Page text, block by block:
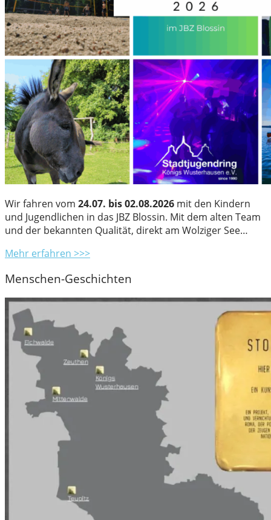
Wir fahren vom 24.07. bis 02.08.2026 mit den Kindern
und Jugendlichen in das JBZ Blossin. Mit dem alten Team
und der bekannten Qualität, direkt am Wolziger See…
Mehr erfahren >>>
Menschen-Geschichten